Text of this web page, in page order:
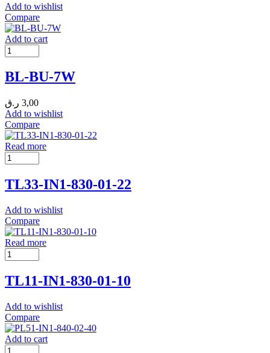
Add to wishlist
Compare
Add to cart
BL-BU-7W
3,00 ر.ق
Add to wishlist
Compare
Read more
TL33-IN1-830-01-22
Add to wishlist
Compare
Read more
TL11-IN1-830-01-10
Add to wishlist
Compare
Add to cart